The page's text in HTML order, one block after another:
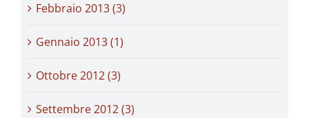
Febbraio 2013 (3)
Gennaio 2013 (1)
Ottobre 2012 (3)
Settembre 2012 (3)